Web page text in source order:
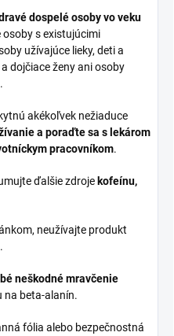
dospelé osoby vo veku
osoby s existujúcimi
užívajúce lieky, deti a
dojčiace ženy ani osoby
akékoľvek nežiaduce
a poraďte sa s lekárom
pracovníkom.
ďalšie zdroje kofeínu,
neužívajte produkt
.
neškodné mravčenie
na beta-alanín.
fólia alebo bezpečnostná